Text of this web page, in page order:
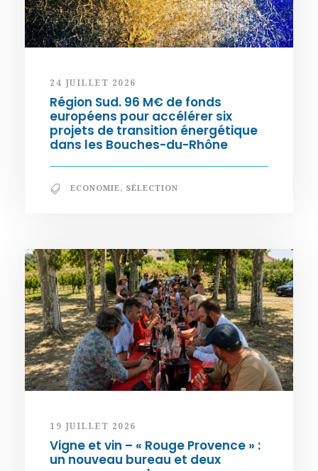
24 JUILLET 2026
Région Sud. 96 M€ de fonds
européens pour accélérer six
projets de transition énergétique
dans les Bouches-du-Rhône
ECONOMIE, SÉLECTION
19 JUILLET 2026
Vigne et vin – « Rouge Provence » :
un nouveau bureau et deux